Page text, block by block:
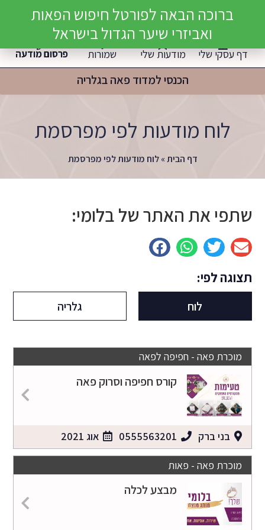
הרשמה / התחברות
דף עסקי שלי מודעות שלי שמורות פרסום מודעה
הכנסי למדוד פאה בגלריה
לוח מודעות לפי מפרסמת
דף הבית»לוח מודעות לפי מפרסמת
שתפי את האתר של בלומי:
תצוגה לפי:
לוח גלריה
מוכרת פאה - חפיפה לפאה
קורס חפיפה וסרוק פאה
בני ברק 0555563201 אוג 2021
מוכרת פאה - פאות
מבצע לכלה
ברוכה הבאה לפורטל חיפוש הפאות
ואביזרי שיער הגדול בישראל